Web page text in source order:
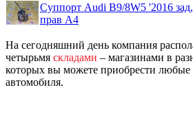
Суппорт Audi B9/8W5 '2016 зад,
прав A4
На сегодняшний день компания
четырьмя складами – магазинами в
которых вы можете приобрести любые
автомобиля.